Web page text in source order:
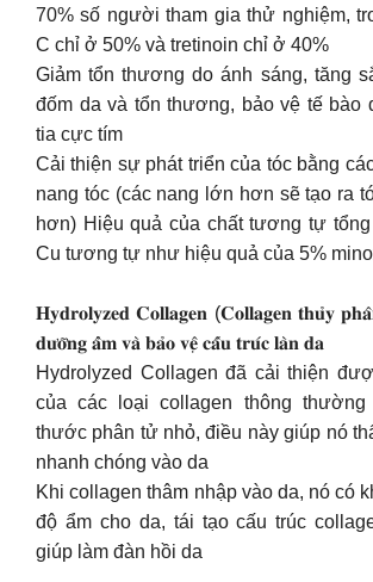
70% số người tham gia thử nghiệm,
C chỉ ở 50% và tretinoin chỉ ở 40%
Giảm tổn thương do ánh sáng, tăng
đốm da và tổn thương, bảo vệ tế bào
tia cực tím
Cải thiện sự phát triển của tóc bằng
nang tóc (các nang lớn hơn sẽ tạo ra
hơn) Hiệu quả của chất tương tự
Cu tương tự như hiệu quả của 5%
𝐇𝐲𝐝𝐫𝐨𝐥𝐲𝐳𝐞𝐝 𝐂𝐨𝐥𝐥𝐚𝐠𝐞𝐧 (𝐂𝐨𝐥𝐥𝐚𝐠𝐞𝐧 𝐭𝐡𝐮̉𝐲
𝐝𝐮̛𝐨̛̃𝐧𝐠 𝐚̂̉𝐦 𝐯𝐚̀ 𝐛𝐚̉𝐨 𝐯𝐞̣̂ 𝐜𝐚̂́𝐮 𝐭𝐫𝐮́𝐜 𝐥𝐚̀𝐧 𝐝𝐚
Hydrolyzed Collagen đã cải thiện
của các loại collagen thông
thước phân tử nhỏ, điều này giúp nó
nhanh chóng vào da
Khi collagen thâm nhập vào da, nó có
độ ẩm cho da, tái tạo cấu trúc
giúp làm đàn hồi da